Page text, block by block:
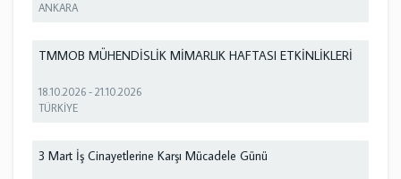
ANKARA
TMMOB MÜHENDİSLİK MİMARLIK HAFTASI ETKİNLİKLERİ
18.10.2026 -21.10.2026
TÜRKİYE
3 Mart İş Cinayetlerine Karşı Mücadele Günü